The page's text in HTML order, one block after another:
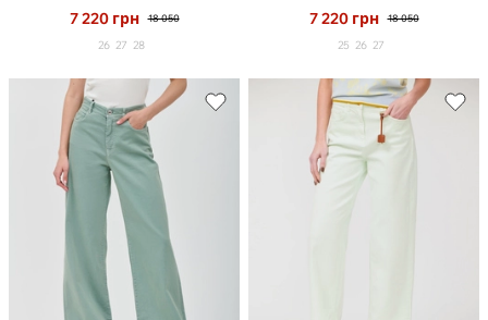
7 220 грн 18 050
26 27 28
7 220 грн 18 050
25 26 27